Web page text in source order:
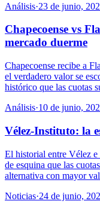
Análisis·23 de junio,
Chapecoense vs
mercado duerme
Chapecoense recibe a
el verdadero valor se
histórico que las cuotas
Análisis·10 de junio,
Vélez-Instituto: la
El historial entre Vélez
de esquina que las
alternativa con mayor
Noticias·24 de junio,